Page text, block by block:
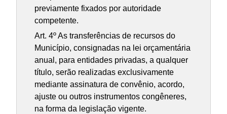
previamente fixados por autoridade
competente.
Art. 4º As transferências de recursos do
Município, consignadas na lei orçamentária
anual, para entidades privadas, a qualquer
título, serão realizadas exclusivamente
mediante assinatura de convênio, acordo,
ajuste ou outros instrumentos congêneres,
na forma da legislação vigente.